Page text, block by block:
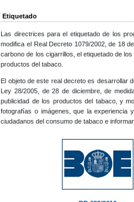
Etiquetado
Las directrices para el etiquetado de los
modifica el Real Decreto 1079/2002, de 18
carbono de los cigarrillos, el etiquetado de
productos del tabaco.
El objeto de este real decreto es desarrollar
Ley 28/2005, de 28 de diciembre, de
publicidad de los productos del tabaco, y
fotografías o imágenes, que la experiencia
ciudadanos del consumo de tabaco e